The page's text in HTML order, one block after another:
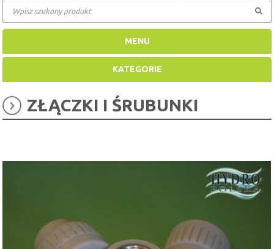
MENU
KATEGORIE
ZŁĄCZKI I ŚRUBUNKI